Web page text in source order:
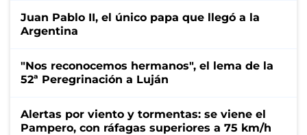
Juan Pablo II, el único papa que llegó a la
Argentina
"Nos reconocemos hermanos", el lema de la
52ª Peregrinación a Luján
Alertas por viento y tormentas: se viene el
Pampero, con ráfagas superiores a 75 km/h